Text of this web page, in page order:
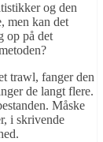
og den
men kan det
op på det
trawl, fanger den
de langt flere.
Måske
i skrivende